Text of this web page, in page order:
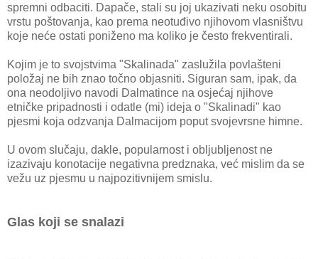
spremni odbaciti. Dapače, stali su joj ukazivati neku osobitu
vrstu poštovanja, kao prema neotuđivo njihovom vlasništvu
koje neće ostati poniženo ma koliko je često frekventirali.
Kojim je to svojstvima "Skalinada" zaslužila povlašteni
položaj ne bih znao točno objasniti. Siguran sam, ipak, da
ona neodoljivo navodi Dalmatince na osjećaj njihove
etničke pripadnosti i odatle (mi) ideja o "Skalinadi" kao
pjesmi koja odzvanja Dalmacijom poput svojevrsne himne.
U ovom slučaju, dakle, popularnost i obljubljenost ne
izazivaju konotacije negativna predznaka, već mislim da se
vežu uz pjesmu u najpozitivnijem smislu.
Glas koji se snalazi